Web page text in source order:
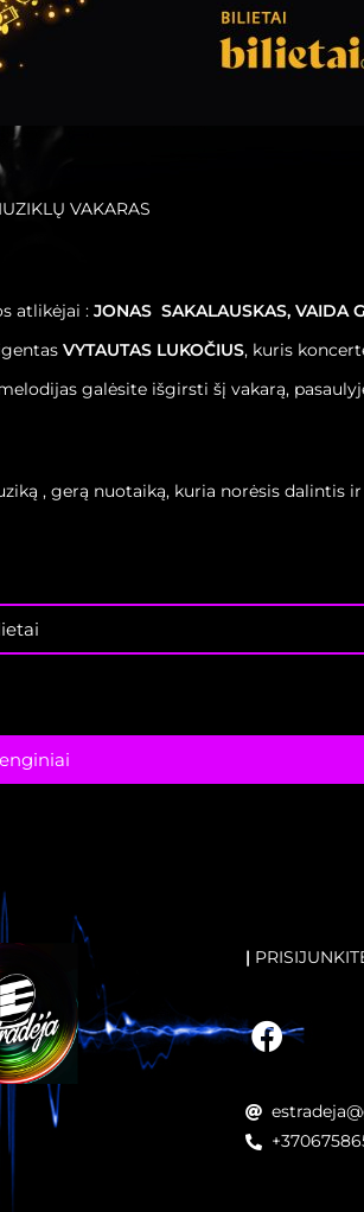
VAKARAS
atlikėjai : JONAS SAKALAUSKAS, VAIDA
VYTAUTAS LUKOČIUS, kuris
galėsite išgirsti šį vakarą,
, gerą nuotaiką, kuria norėsis dalintis ir
|